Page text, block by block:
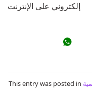
إلكتروني على الإنترنت
This entry was posted in